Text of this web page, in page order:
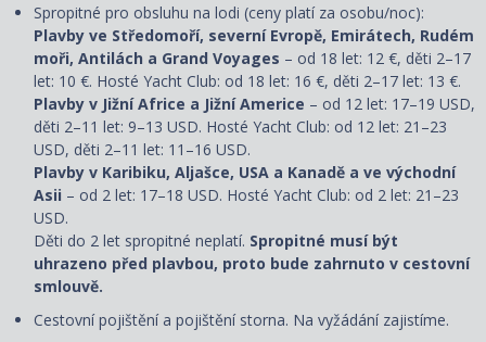
Spropitné pro obsluhu na lodi (ceny platí za osobu/noc):
Plavby ve Středomoří, severní Evropě, Emirátech, Rudém
moři, Antilách a Grand Voyages – od 18 let: 12 €, děti 2–17
let: 10 €. Hosté Yacht Club: od 18 let: 16 €, děti 2–17 let: 13 €.
Plavby v Jižní Africe a Jižní Americe – od 12 let: 17–19 USD,
děti 2–11 let: 9–13 USD. Hosté Yacht Club: od 12 let: 21–23
USD, děti 2–11 let: 11–16 USD.
Plavby v Karibiku, Aljašce, USA a Kanadě a ve východní
Asii – od 2 let: 17–18 USD. Hosté Yacht Club: od 2 let: 21–23
USD.
Děti do 2 let spropitné neplatí. Spropitné musí být
uhrazeno před plavbou, proto bude zahrnuto v cestovní
smlouvě.
Cestovní pojištění a pojištění storna. Na vyžádání zajistíme.